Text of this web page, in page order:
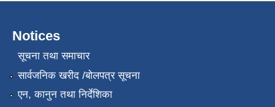
Notices
सूचना तथा समाचार
सार्वजनिक खरीद /बोलपत्र सूचना
एन, कानुन तथा निर्देशिका